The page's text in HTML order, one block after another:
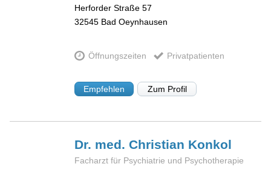
Herforder Straße 57
32545 Bad Oeynhausen
Öffnungszeiten Privatpatienten
Empfehlen Zum Profil
Dr. med. Christian Konkol
Facharzt für Psychiatrie und Psychotherapie